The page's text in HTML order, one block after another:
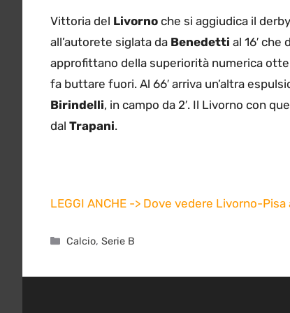
Vittoria del Livorno che si aggiudica il
all’autorete siglata da Benedetti al 16′
approfittano della superiorità numerica
fa buttare fuori. Al 66′ arriva un’altra
Birindelli, in campo da 2′. Il Livorno con
dal Trapani.
LEGGI ANCHE -> Dove vedere Livorno-Pisa
Categorie
Calcio,Serie B